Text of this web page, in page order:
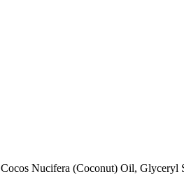
Nucifera (Coconut) Oil, Glyceryl